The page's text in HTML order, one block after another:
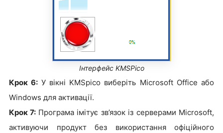
Інтерфейс KMSPico
Крок 6: У вікні KMSpico виберіть Microsoft Office або
Windows для активації.
Крок 7: Програма імітує зв’язок із серверами Microsoft,
активуючи продукт без використання офіційного